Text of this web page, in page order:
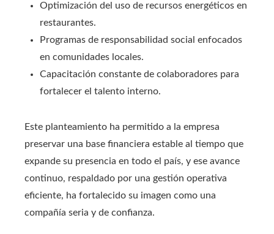
Optimización del uso de recursos energéticos en
restaurantes.
Programas de responsabilidad social enfocados
en comunidades locales.
Capacitación constante de colaboradores para
fortalecer el talento interno.
Este planteamiento ha permitido a la empresa
preservar una base financiera estable al tiempo que
expande su presencia en todo el país, y ese avance
continuo, respaldado por una gestión operativa
eficiente, ha fortalecido su imagen como una
compañía seria y de confianza.